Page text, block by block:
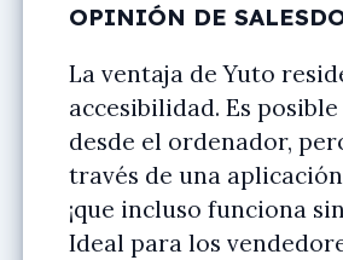
OPINIÓN DE
La ventaja de Yuto
accesibilidad. Es
desde el ordenador,
través de una
¡que incluso funciona
Ideal para los